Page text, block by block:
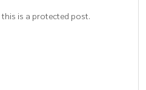
is a protected post.